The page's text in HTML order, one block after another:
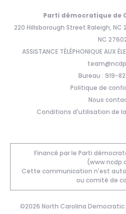
Parti démocratique de
220 Hillsborough Street Raleigh, NC
NC
ASSISTANCE TÉLÉPHONIQUE AUX
Bureau : 919-
Politique de
Nous
Conditions d'utilisation de
Financé par le Parti
Cette communication n'est
ou comité de
©2026 North Carolina Democratic